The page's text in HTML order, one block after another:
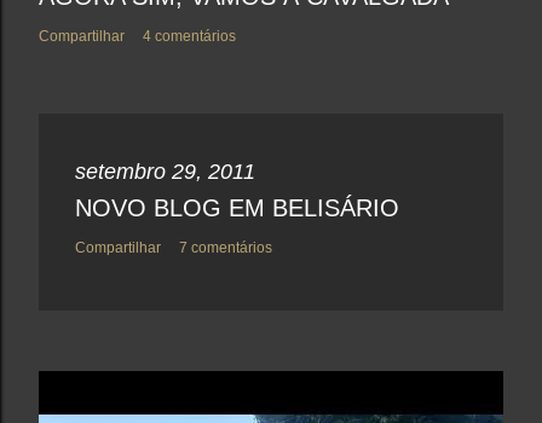
Compartilhar 4 comentários
setembro 29, 2011
NOVO BLOG EM BELISÁRIO
Compartilhar 7 comentários